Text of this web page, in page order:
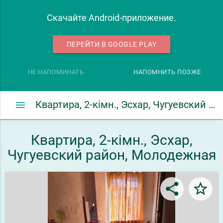
Скачайте Android-приложение.
ПЕРЕЙТИ В GOOGLE PLAY
НЕ НАПОМИНАТЬ НАПОМНИТЬ ПОЗЖЕ
Квартира, 2-кімн., Эсхар, Чугуевский район, Молодежная
menu
Квартира, 2-кімн., Эсхар,
Чугуевский район, Молодежная
share star_border